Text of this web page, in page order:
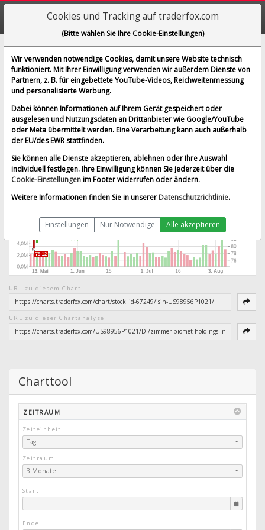
Zimmer Biomet Holdings Inc.
[ZBH | WKN 753718 | ISIN US98956P1021]
96,361 $ -0,85 %
Echtzeit-Aktienkurs vom 07.08.2026 um 14:13 Uhr
Echtzeit USD Splitbereinigt
URL zu diesem Chart
URL zu dieser Chartanalyse
Charttool
ZEITRAUM
Zeiteinheit
Tag
Zeitraum
3 Monate
Start
Ende
Cookies und Tracking auf traderfox.com
(Bitte wählen Sie Ihre Cookie-Einstellungen)
Wir verwenden notwendige Cookies, damit unsere Website technisch
funktioniert. Mit Ihrer Einwilligung verwenden wir außerdem Dienste von
Partnern, z. B. für eingebettete YouTube-Videos, Reichweitenmessung
und personalisierte Werbung.
Dabei können Informationen auf Ihrem Gerät gespeichert oder
ausgelesen und Nutzungsdaten an Drittanbieter wie Google/YouTube
oder Meta übermittelt werden. Eine Verarbeitung kann auch außerhalb
der EU/des EWR stattfinden.
Sie können alle Dienste akzeptieren, ablehnen oder Ihre Auswahl
individuell festlegen. Ihre Einwilligung können Sie jederzeit über die
Cookie-Einstellungenim Footer widerrufen oder ändern.
Weitere Informationen finden Sie in unserer Datenschutzrichtlinie.
Einstellungen Nur Notwendige Alle akzeptieren